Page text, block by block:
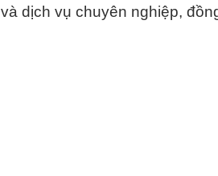
dịch vụ chuyên nghiệp,